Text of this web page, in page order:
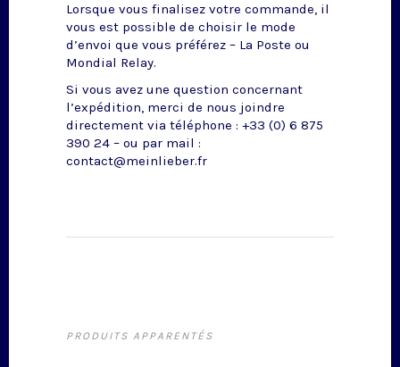
Lorsque vous finalisez votre commande, il
vous est possible de choisir le mode
d’envoi que vous préférez – La Poste ou
Mondial Relay.
Si vous avez une question concernant
l’expédition, merci de nous joindre
directement via téléphone : +33 (0) 6 875
390 24 – ou par mail :
contact@meinlieber.fr
PRODUITS APPARENTÉS